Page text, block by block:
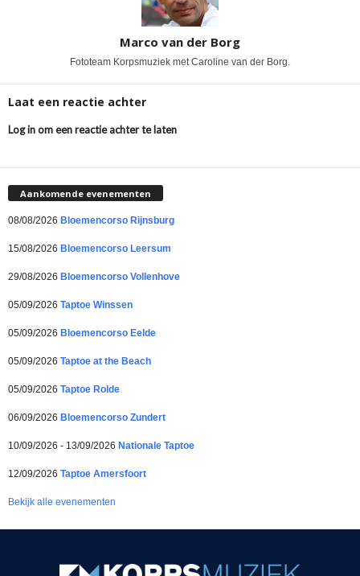
Marco van der Borg
Fototeam Korpsmuziek met Caroline van der Borg.
Laat een reactie achter
Log in om een reactie achter te laten
Aankomende evenementen
08/08/2026 Bloemencorso Rijnsburg
15/08/2026 Bloemencorso Leersum
29/08/2026 Bloemencorso Vollenhove
05/09/2026 Taptoe Winssen
05/09/2026 Bloemencorso Eelde
05/09/2026 Taptoe at the Beach
05/09/2026 Taptoe Rolde
06/09/2026 Bloemencorso Zundert
10/09/2026 - 13/09/2026 Nationale Taptoe
12/09/2026 Taptoe Amersfoort
Bekijk alle evenementen